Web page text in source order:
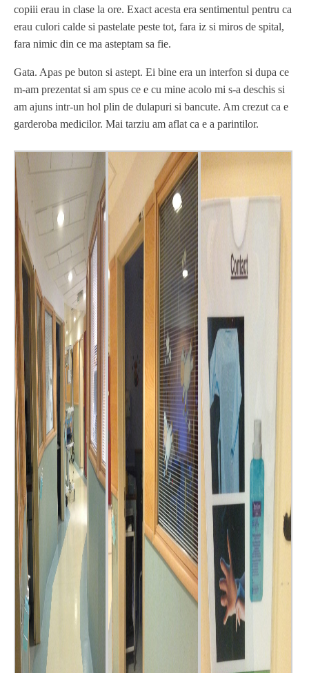
copiii erau in clase la ore. Exact acesta era sentimentul pentru ca
erau culori calde si pastelate peste tot, fara iz si miros de spital,
fara nimic din ce ma asteptam sa fie.
Gata. Apas pe buton si astept. Ei bine era un interfon si dupa ce
m-am prezentat si am spus ce e cu mine acolo mi s-a deschis si
am ajuns intr-un hol plin de dulapuri si bancute. Am crezut ca e
garderoba medicilor. Mai tarziu am aflat ca e a parintilor.